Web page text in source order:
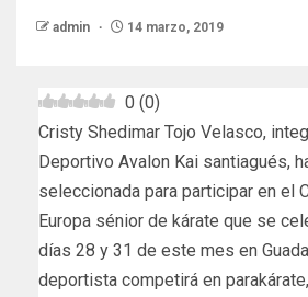
admin 14 marzo, 2019
0 (0)
Cristy Shedimar Tojo Velasco,
Deportivo Avalon Kai santiagués,
seleccionada para participar en el
Europa sénior de kárate que se
días 28 y 31 de este mes en
deportista competirá en